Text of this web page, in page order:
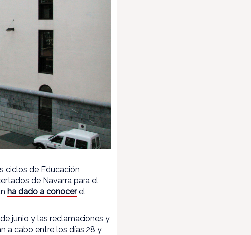
ciclos de Educación
de Navarra para el
ha dado a conocer el
junio y las reclamaciones y
a cabo entre los días 28 y